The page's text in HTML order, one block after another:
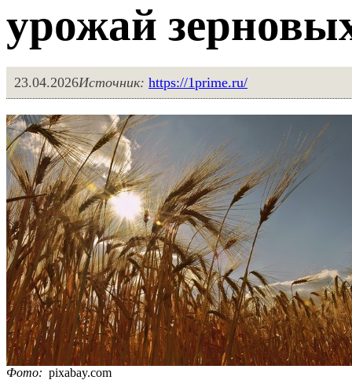
урожай
23.04.2026Источник: https://1prime.ru/
Фото: pixabay.com